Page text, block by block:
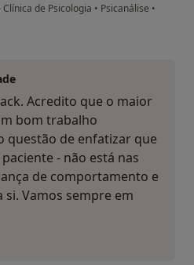
Clínica de Psicologia • Psicanálise •
Acredito que o maior
bom trabalho
questão de enfatizar que
- não está nas
de comportamento e
Vamos sempre em